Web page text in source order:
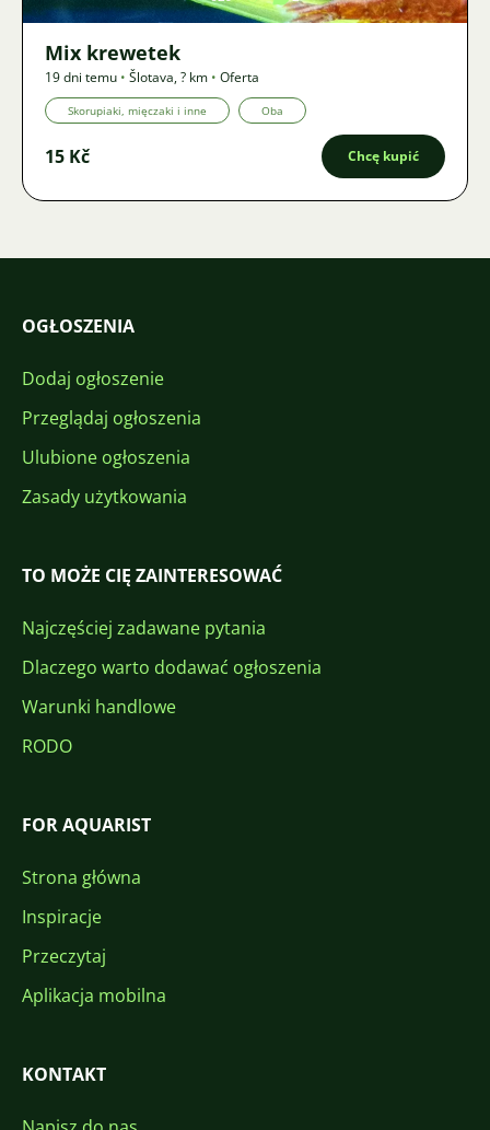
Mix krewetek
19 dni temu • Šlotava,? km • Oferta
Skorupiaki, mięczaki i inne Oba
15 Kč Chcę kupić
OGŁOSZENIA
Dodaj ogłoszenie
Przeglądaj ogłoszenia
Ulubione ogłoszenia
Zasady użytkowania
TO MOŻE CIĘ ZAINTERESOWAĆ
Najczęściej zadawane pytania
Dlaczego warto dodawać ogłoszenia
Warunki handlowe
RODO
FOR AQUARIST
Strona główna
Inspiracje
Przeczytaj
Aplikacja mobilna
KONTAKT